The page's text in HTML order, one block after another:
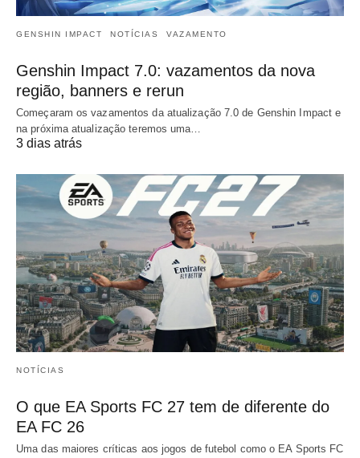
GENSHIN IMPACT NOTÍCIAS VAZAMENTO
Genshin Impact 7.0: vazamentos da nova
região, banners e rerun
Começaram os vazamentos da atualização 7.0 de Genshin Impact e
na próxima atualização teremos uma…
3 dias atrás
NOTÍCIAS
O que EA Sports FC 27 tem de diferente do
EA FC 26
Uma das maiores críticas aos jogos de futebol como o EA Sports FC